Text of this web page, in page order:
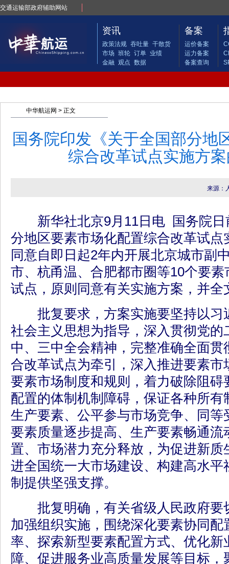
交通运输部政府辅助网站
资讯
政策法规 吞吐量 干散货
市场 班轮 订单 业绩
金融 观点 数据
备案
运价备案
运力备案
备案查询
中华航运网 > 正文
国务院印发《关于全国部分地
综合改革试点实施方
来源：
新华社北京9月11日电 国务院日
分地区要素市场化配置综合改革试点
同意自即日起2年内开展北京城市副
市、杭甬温、合肥都市圈等10个要
试点，原则同意有关实施方案，并全
批复要求，方案实施要坚持以习
社会主义思想为指导，深入贯彻党的
中、三中全会精神，完整准确全面
合改革试点为牵引，深入推进要素市
要素市场制度和规则，着力破除阻碍
配置的体制机制障碍，保证各种所
生产要素、公平参与市场竞争、同等
要素质量逐步提高、生产要素畅通流
置、市场潜力充分释放，为促进新
进全国统一大市场建设、构建高水平
制提供坚强支撑。
批复明确，有关省级人民政府要
加强组织实施，围绕深化要素协同
率、探索新型要素配置方式、优化新
障、促进服务业高质量发展等目标